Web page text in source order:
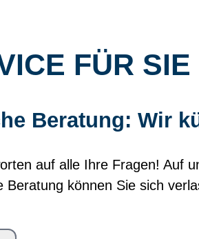
FÜR SIE
Beratung: Wir
auf alle Ihre Fragen! Auf
Beratung können Sie sich